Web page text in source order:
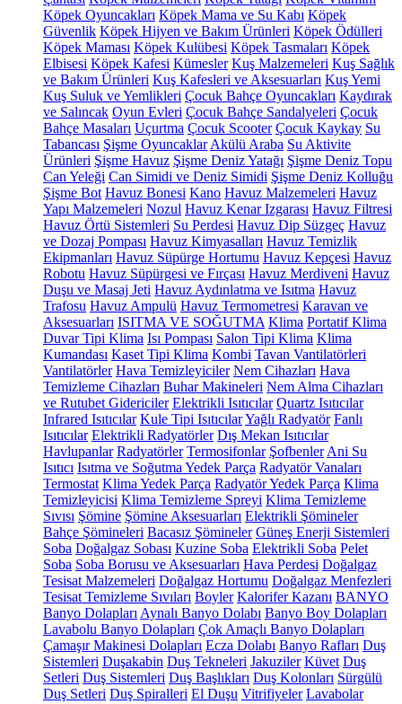
Köpek Oyuncakları Köpek Mama ve Su Kabı Köpek
Güvenlik Köpek Hijyen ve Bakım Ürünleri Köpek Ödülleri
Köpek Maması Köpek Kulübesi Köpek Tasmaları Köpek
Elbisesi Köpek Kafesi Kümesler Kuş Malzemeleri Kuş Sağlık
ve Bakım Ürünleri Kuş Kafesleri ve Aksesuarları Kuş Yemi
Kuş Suluk ve Yemlikleri Çocuk Bahçe Oyuncakları Kaydırak
ve Salıncak Oyun Evleri Çocuk Bahçe Sandalyeleri Çocuk
Bahçe Masaları Uçurtma Çocuk Scooter Çocuk Kaykay Su
Tabancası Şişme Oyuncaklar Akülü Araba Su Aktivite
Ürünleri Şişme Havuz Şişme Deniz Yatağı Şişme Deniz Topu
Can Yeleği Can Simidi ve Deniz Simidi Şişme Deniz Kolluğu
Şişme Bot Havuz Bonesi Kano Havuz Malzemeleri Havuz
Yapı Malzemeleri Nozul Havuz Kenar Izgarası Havuz Filtresi
Havuz Örtü Sistemleri Su Perdesi Havuz Dip Süzgeç Havuz
ve Dozaj Pompası Havuz Kimyasalları Havuz Temizlik
Ekipmanları Havuz Süpürge Hortumu Havuz Kepçesi Havuz
Robotu Havuz Süpürgesi ve Fırçası Havuz Merdiveni Havuz
Duşu ve Masaj Jeti Havuz Aydınlatma ve Isıtma Havuz
Trafosu Havuz Ampulü Havuz Termometresi Karavan ve
Aksesuarları ISITMA VE SOĞUTMA Klima Portatif Klima
Duvar Tipi Klima Isı Pompası Salon Tipi Klima Klima
Kumandası Kaset Tipi Klima Kombi Tavan Vantilatörleri
Vantilatörler Hava Temizleyiciler Nem Cihazları Hava
Temizleme Cihazları Buhar Makineleri Nem Alma Cihazları
ve Rutubet Gidericiler Elektrikli Isıtıcılar Quartz Isıtıcılar
Infrared Isıtıcılar Kule Tipi IsıtıcılarYağlı Radyatör Fanlı
Isıtıcılar Elektrikli Radyatörler Dış Mekan Isıtıcılar
Havlupanlar Radyatörler Termosifonlar Şofbenler Ani Su
Isıtıcı Isıtma ve Soğutma Yedek Parça Radyatör Vanaları
Termostat Klima Yedek Parça Radyatör Yedek Parça Klima
Temizleyicisi Klima Temizleme Spreyi Klima Temizleme
Sıvısı Şömine Şömine Aksesuarları Elektrikli Şömineler
Bahçe Şömineleri Bacasız Şömineler Güneş Enerji Sistemleri
Soba Doğalgaz Sobası Kuzine Soba Elektrikli Soba Pelet
Soba Soba Borusu ve Aksesuarları Hava Perdesi Doğalgaz
Tesisat Malzemeleri Doğalgaz Hortumu Doğalgaz Menfezleri
Tesisat Temizleme Sıvıları Boyler Kalorifer Kazanı BANYO
Banyo Dolapları Aynalı Banyo Dolabı Banyo Boy Dolapları
Lavabolu Banyo Dolapları Çok Amaçlı Banyo Dolapları
Çamaşır Makinesi Dolapları Ecza Dolabı Banyo Rafları Duş
Sistemleri Duşakabin Duş Tekneleri Jakuziler Küvet Duş
Setleri Duş Sistemleri Duş Başlıkları Duş Kolonları Sürgülü
Duş Setleri Duş Spiralleri El Duşu Vitrifiyeler Lavabolar